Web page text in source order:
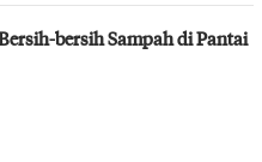
bersih Sampah di Pantai